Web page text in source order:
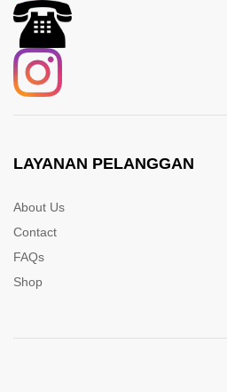
LAYANAN PELANGGAN
About Us
Contact
FAQs
Shop